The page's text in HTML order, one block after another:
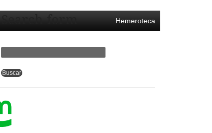
Hemeroteca
Search form